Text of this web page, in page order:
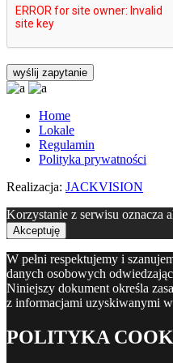
Home
Lokale
Regulamin
Polityka prywatności
Realizacja: JACKVISION
Korzystanie z serwisu oznacza
Akceptuję
W pełni respektujemy i
danych osobowych
Niniejszy dokument określa
z informacjami uzyskiwanymi w
POLITYKA